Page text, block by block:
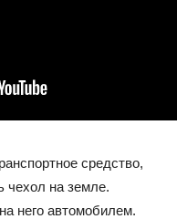
средство,
чехол на земле.
него автомобилем.